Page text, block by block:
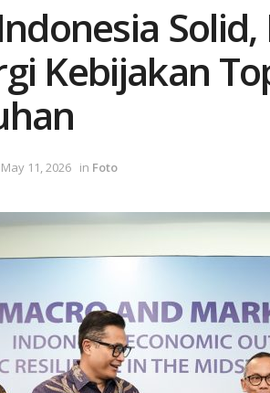
Kebijakan
May 11, 2026 in Foto